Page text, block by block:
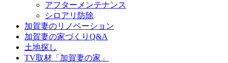
アフターメンテナンス
シロアリ防除
加賀妻のリノベーション
加賀妻の家づくりQ&A
土地探し
TV取材「加賀妻の家」